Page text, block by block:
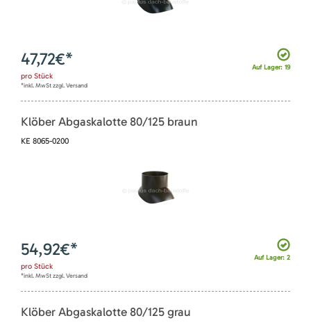
Auf Lager: 19
47,72€*
pro Stück
*inkl. MwSt zzgl. Versand
Klöber Abgaskalotte 80/125 braun
KE 8065-0200
Auf Lager: 2
54,92€*
pro Stück
*inkl. MwSt zzgl. Versand
Klöber Abgaskalotte 80/125 grau